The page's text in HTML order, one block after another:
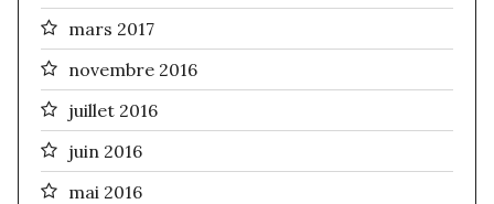
mars 2017
novembre 2016
juillet 2016
juin 2016
mai 2016